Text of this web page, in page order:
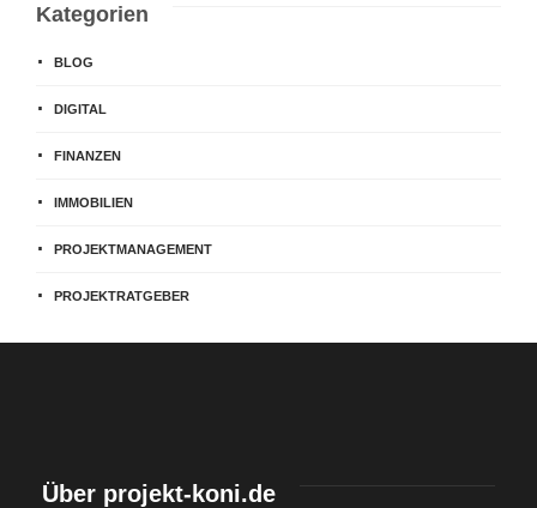
Kategorien
BLOG
DIGITAL
FINANZEN
IMMOBILIEN
PROJEKTMANAGEMENT
PROJEKTRATGEBER
Über projekt-koni.de